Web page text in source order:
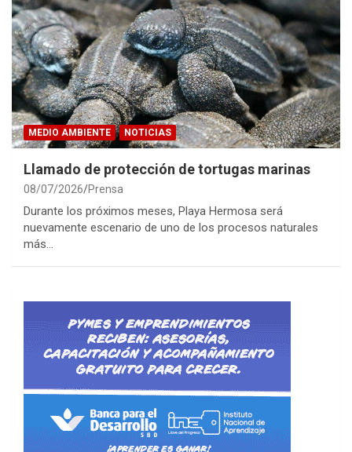
MEDIO AMBIENTE NOTICIAS
Llamado de protección de tortugas marinas
08/07/2026 Prensa
Durante los próximos meses, Playa Hermosa será
nuevamente escenario de uno de los procesos naturales
más…